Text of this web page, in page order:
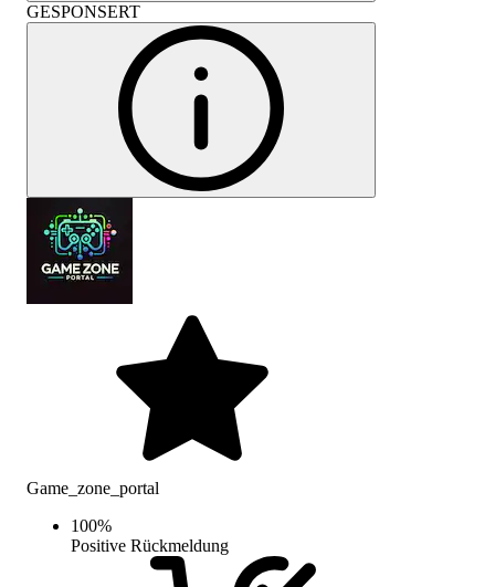
GESPONSERT
Game_zone_portal
100%
Positive Rückmeldung